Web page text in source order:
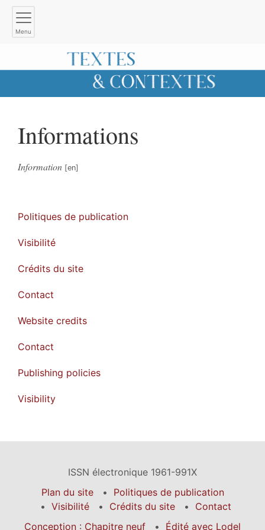
Menu
Informations
Information
Politiques de publication
Visibilité
Crédits du site
Contact
Website credits
Contact
Publishing policies
Visibility
ISSN électronique 1961-991X
Plan du site
Politiques de publication
Visibilité
Crédits du site
Contact
Conception : Chapitre neuf
Édité avec Lodel